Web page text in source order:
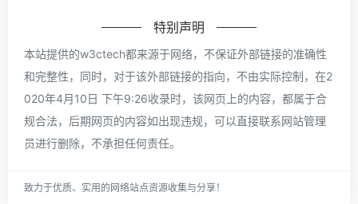
特别声明
本站提供的w3ctech都来源于网络，不保证外部链接的准确性
和完整性，同时，对于该外部链接的指向，不由实际控制，在2
020年4月10日 下午9:26收录时，该网页上的内容，都属于合
规合法，后期网页的内容如出现违规，可以直接联系网站管理
员进行删除，不承担任何责任。
致力于优质、实用的网络站点资源收集与分享！